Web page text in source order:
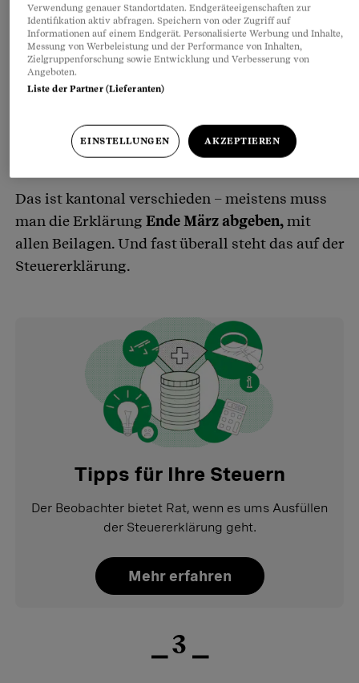
⎯ 2 ⎯
Und wie lange habe ich
Zeit für die
Steuerklärung?
Das ist kantonal verschieden – meistens muss
man die Erklärung Ende März abgeben,mit
allen Beilagen. Und fast überall steht das auf der
Steuererklärung.
Tipps für Ihre Steuern
Der Beobachter bietet Rat, wenn es ums Ausfüllen
der Steuererklärung geht.
Mehr erfahren
⎯ 3 ⎯
Verwendung genauer Standortdaten. Endgeräteeigenschaften zur
Identifikation aktiv abfragen. Speichern von oder Zugriff auf
Informationen auf einem Endgerät. Personalisierte Werbung und Inhalte,
Messung von Werbeleistung und der Performance von Inhalten,
Zielgruppenforschung sowie Entwicklung und Verbesserung von
Angeboten.
Liste der Partner (Lieferanten)
EINSTELLUNGEN AKZEPTIEREN